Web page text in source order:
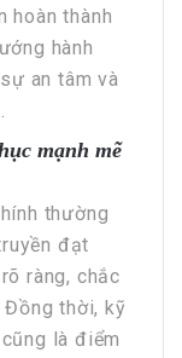
hoàn thành
hành
an tâm và
mạnh mẽ
thường
đạt
ràng, chắc
thời, kỹ
là điểm